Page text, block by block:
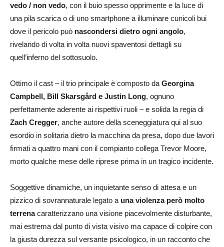
vedo / non vedo, con il buio spesso opprimente e la luce di
una pila scarica o di uno smartphone a illuminare cunicoli bui
dove il pericolo può nascondersi dietro ogni angolo,
rivelando di volta in volta nuovi spaventosi dettagli su
quell’inferno del sottosuolo.
Ottimo il cast – il trio principale è composto da Georgina
Campbell, Bill Skarsgård e Justin Long, ognuno
perfettamente aderente ai rispettivi ruoli – e solida la regia di
Zach Cregger, anche autore della sceneggiatura qui al suo
esordio in solitaria dietro la macchina da presa, dopo due lavori
firmati a quattro mani con il compianto collega Trevor Moore,
morto qualche mese delle riprese prima in un tragico incidente.
Soggettive dinamiche, un inquietante senso di attesa e un
pizzico di sovrannaturale legato a una violenza però molto
terrenacaratterizzano una visione piacevolmente disturbante,
mai estrema dal punto di vista visivo ma capace di colpire con
la giusta durezza sul versante psicologico, in un racconto che